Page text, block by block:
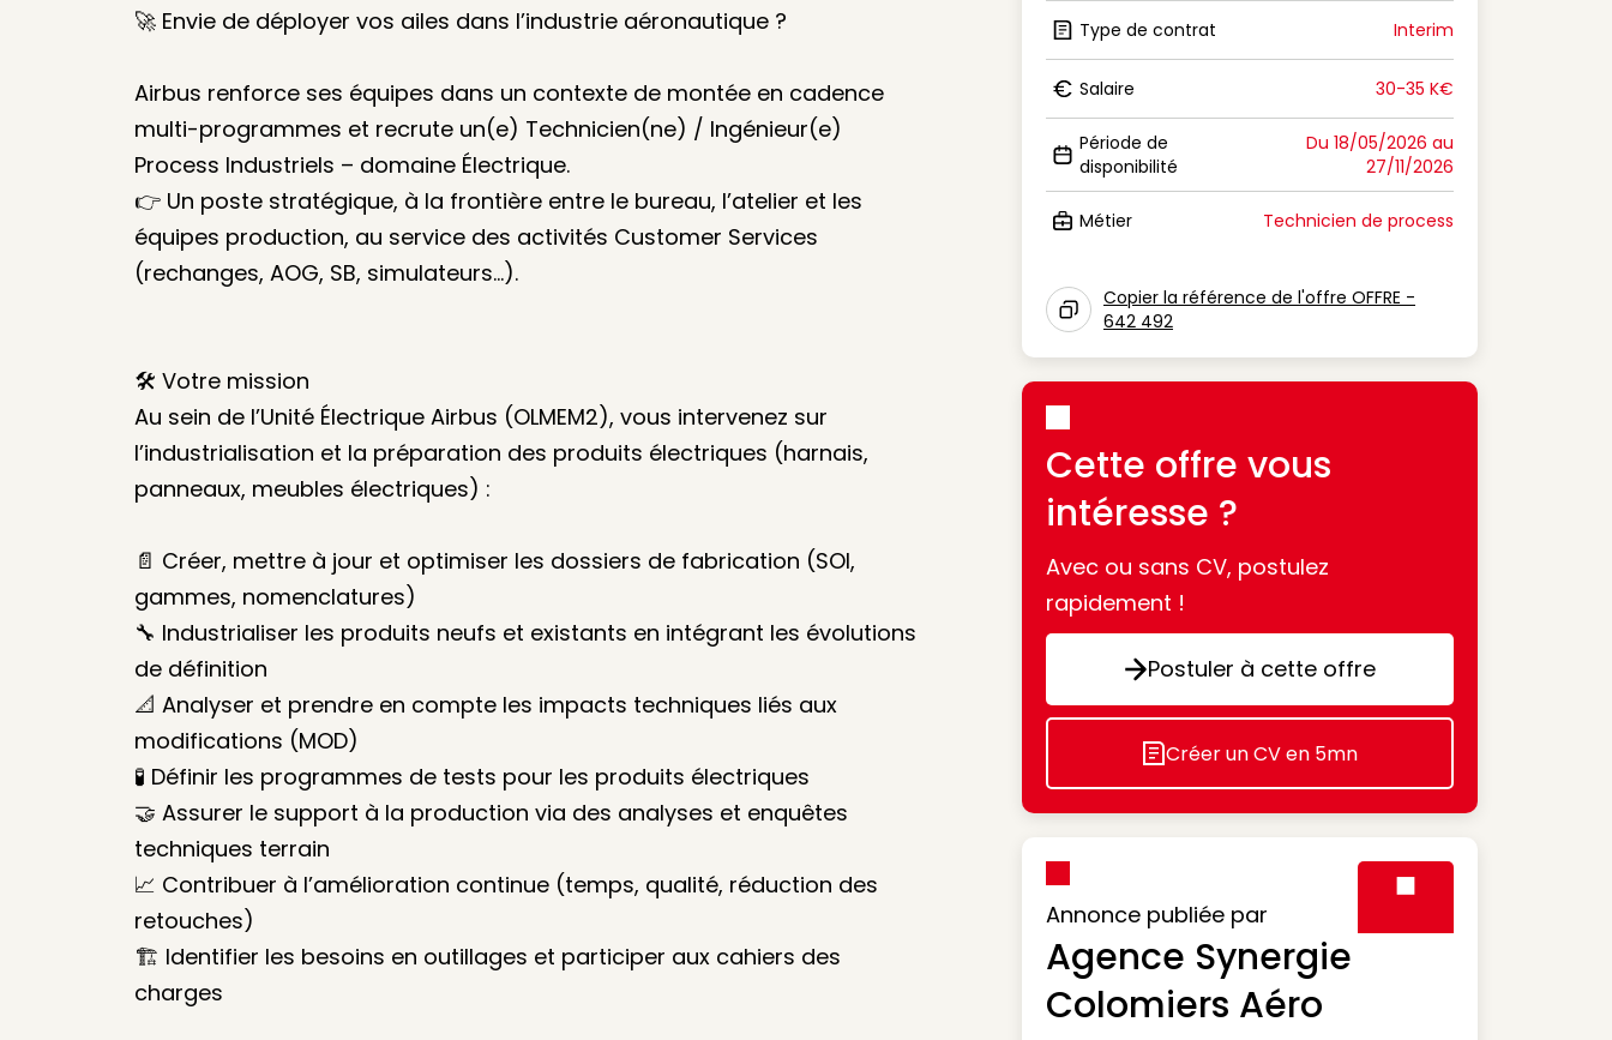
🚀 Envie de déployer vos ailes dans l’industrie aéronautique ?
Airbus renforce ses équipes dans un contexte de montée en cadence
multi-programmes et recrute un(e) Technicien(ne) / Ingénieur(e)
Process Industriels – domaine Électrique.
👉 Un poste stratégique, à la frontière entre le bureau, l’atelier et les
équipes production, au service des activités Customer Services
(rechanges, AOG, SB, simulateurs…).
🛠️ Votre mission
Au sein de l’Unité Électrique Airbus (OLMEM2), vous intervenez sur
l’industrialisation et la préparation des produits électriques (harnais,
panneaux, meubles électriques) :
📄 Créer, mettre à jour et optimiser les dossiers de fabrication (SOI,
gammes, nomenclatures)
🔧 Industrialiser les produits neufs et existants en intégrant les évolutions
de définition
📐 Analyser et prendre en compte les impacts techniques liés aux
modifications (MOD)
🧪 Définir les programmes de tests pour les produits électriques
🤝 Assurer le support à la production via des analyses et enquêtes
techniques terrain
📈 Contribuer à l’amélioration continue (temps, qualité, réduction des
retouches)
🏗️ Identifier les besoins en outillages et participer aux cahiers des
charges
Icon Type de contrat
Type de contrat Interim
Icon Salaire
Salaire 30-35 K€
Icon Période de disponibilité
Période de
disponibilité
Du 18/05/2026 au
27/11/2026
Métier Technicien de process
Icon copy to clipboard
Copier la référence de l'offre OFFRE -
642 492
Cette offre vous
intéresse ?
Avec ou sans CV, postulez
rapidement !
Postuler à cette offre
Postuler à cette offre
Icon decorative
Créer un CV en 5mn
Annonce publiée par
Agence Synergie
Colomiers Aéro